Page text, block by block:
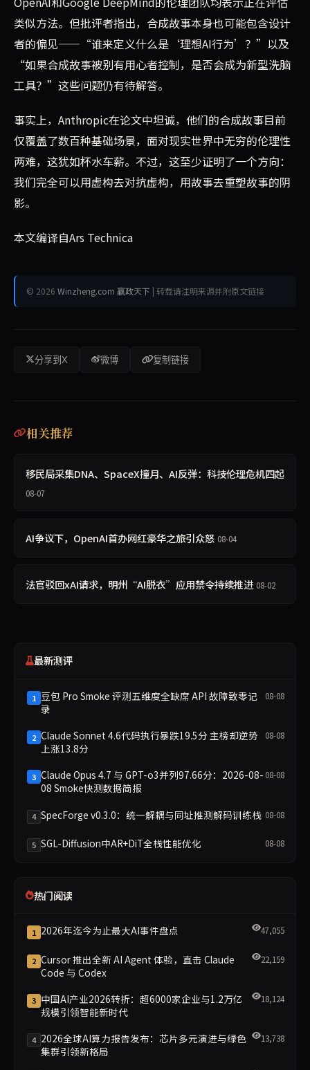
类似方法。但批评者指出，合成故事本身也可能包含设计
者的偏见——“谁来定义什么是‘理想AI行为’？”以及
“如果合成故事被别有用心者控制，是否会成为新型洗脑
工具？”这些问题仍有待解答。
事实上，Anthropic在论文中坦诚，他们的合成故事目前
仅覆盖了数百种基础场景，面对现实世界中无穷的伦理性
两难，这犹如杯水车薪。不过，这至少证明了一个方向：
我们完全可以用虚构去对抗虚构，用故事去重塑故事的阴
影。
本文编译自Ars Technica
© 2026 Winzheng.com 赢政天下 | 转载请注明来源并附原文链接
分享到X 微博 复制链接
相关推荐
移民局采集DNA、SpaceX撞月、AI反弹：科技伦理危机四起
08-07
AI争议下，OpenAI首办网红豪华之旅引众怒 08-04
法官驳回xAI请求，明州“AI脱衣”应用禁令持续推进 08-02
最新测评
1 豆包 Pro Smoke 评测五维度全缺席 API 故障致零记
录
08-08
2 Claude Sonnet 4.6代码执行暴跌19.5分 主榜却逆势
上涨13.8分
08-08
3 Claude Opus 4.7 与 GPT-o3并列97.66分：2026-08-
08 Smoke快测数据简报
08-08
4 SpecForge v0.3.0：统一解耦与同址推测解码训练栈 08-08
5 SGL-Diffusion中AR+DiT全栈性能优化 08-08
热门阅读
1 2026年迄今为止最大AI事件盘点 47,055
2 Cursor 推出全新 AI Agent 体验，直击 Claude
Code 与 Codex
22,159
3 中国AI产业2026转折：超6000家企业与1.2万亿
规模引领智能新时代
18,124
4 2026全球AI算力报告发布：芯片多元演进与绿色
集群引领新格局
13,738